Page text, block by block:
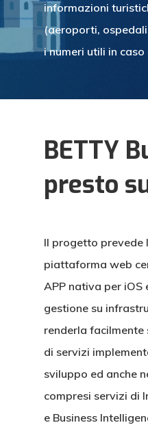
informazioni
(aeroporti,
i numeri utili in caso
BETTY
presto
Il progetto prevede
piattaforma web
APP nativa per iOS
gestione su
renderla facilmente
di servizi
sviluppo ed anche
compresi servizi di
e Business